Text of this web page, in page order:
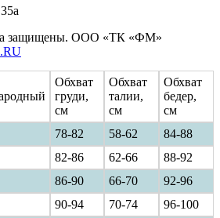
защищены. ООО «ТК «ФМ»
Обхват
груди,
см
Обхват
талии,
см
Обхват
бедер,
см
78-82 58-62
84-88
82-86 62-66
88-92
86-90 66-70
92-96
90-94 70-74
96-100